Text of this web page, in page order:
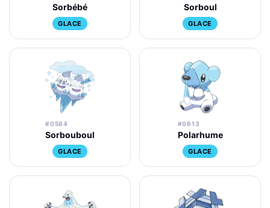
Sorbébé
GLACE
Sorboul
GLACE
#0584
Sorbouboul
GLACE
#0613
Polarhume
GLACE